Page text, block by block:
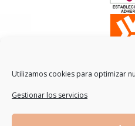
Utilizamos cookies para optimizar
Gestionar los servicios